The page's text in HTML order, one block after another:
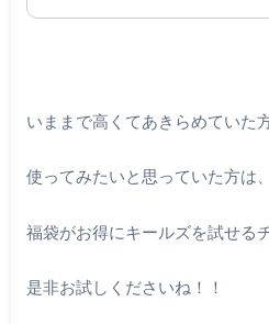
いままで高くてあきらめていた方
使ってみたいと思っていた方は、
福袋がお得にキールズを試せる
是非お試しくださいね！！